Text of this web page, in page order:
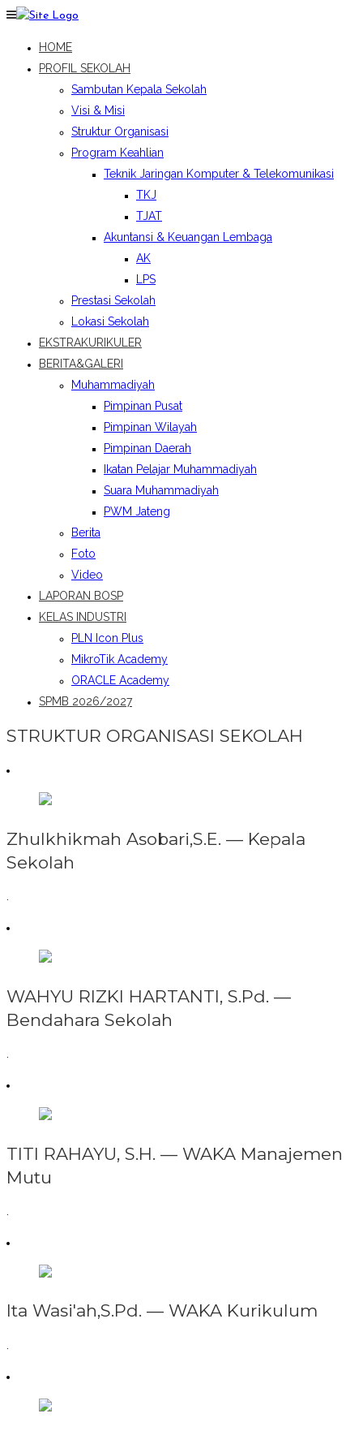
HOME
PROFIL SEKOLAH
Sambutan Kepala Sekolah
Visi & Misi
Struktur Organisasi
Program Keahlian
Teknik Jaringan Komputer & Telekomunikasi
TKJ
TJAT
Akuntansi & Keuangan Lembaga
AK
LPS
Prestasi Sekolah
Lokasi Sekolah
EKSTRAKURIKULER
BERITA&GALERI
Muhammadiyah
Pimpinan Pusat
Pimpinan Wilayah
Pimpinan Daerah
Ikatan Pelajar Muhammadiyah
Suara Muhammadiyah
PWM Jateng
Berita
Foto
Video
LAPORAN BOSP
KELAS INDUSTRI
PLN Icon Plus
MikroTik Academy
ORACLE Academy
SPMB 2026/2027
STRUKTUR ORGANISASI SEKOLAH
Zhulkhikmah Asobari,S.E. — Kepala
Sekolah
.
WAHYU RIZKI HARTANTI, S.Pd. —
Bendahara Sekolah
.
TITI RAHAYU, S.H. — WAKA Manajemen
Mutu
.
Ita Wasi'ah,S.Pd. — WAKA Kurikulum
.